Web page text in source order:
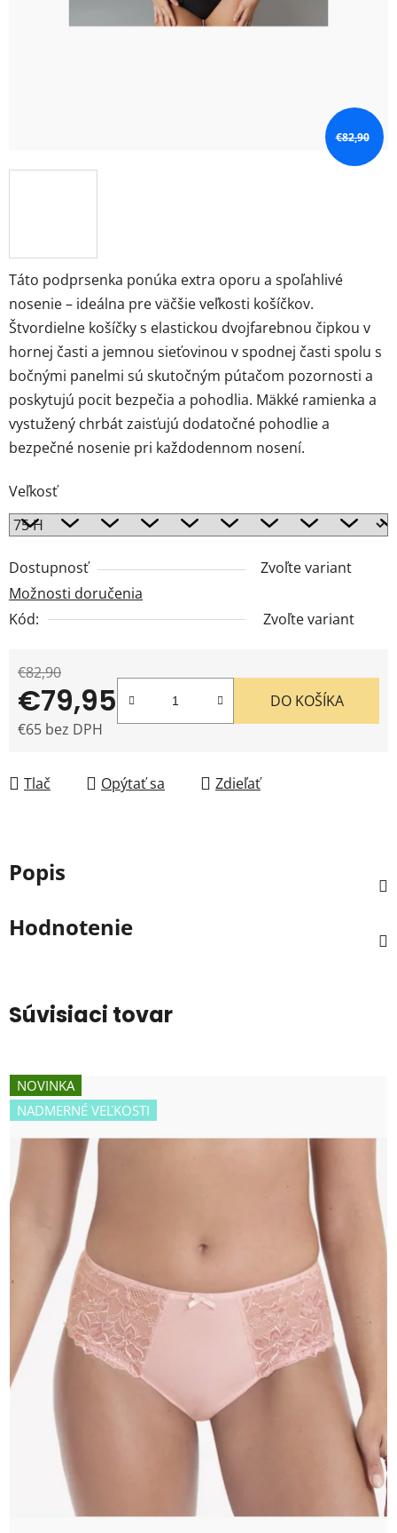
Táto podprsenka ponúka extra oporu a spoľahlivé
nosenie – ideálna pre väčšie veľkosti košíčkov.
Štvordielne košíčky s elastickou dvojfarebnou čipkou v
hornej časti a jemnou sieťovinou v spodnej časti spolu s
bočnými panelmi sú skutočným pútačom pozornosti a
poskytujú pocit bezpečia a pohodlia. Mäkké ramienka a
vystužený chrbát zaisťujú dodatočné pohodlie a
bezpečné nosenie pri každodennom nosení.
Veľkosť
Dostupnosť
Zvoľte variant
Možnosti doručenia
Kód:
Zvoľte variant
€82,90
€79,95
€65 bez DPH
DO KOŠÍKA
Tlač Opýtať sa Zdieľať
€82,90
Popis
Hodnotenie
Súvisiaci tovar
NOVINKA
NADMERNÉ VEĽKOSTI